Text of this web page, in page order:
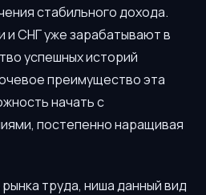
стабильного дохода.
и СНГ уже зарабатывают в
успешных историй
преимущество эта
начать с
постепенно наращивая
труда, ниша данный вид